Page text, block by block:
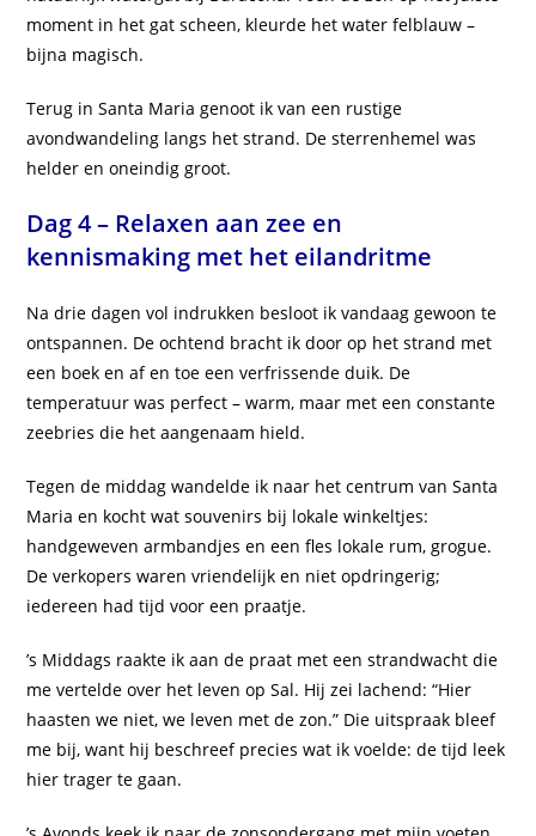
moment in het gat scheen, kleurde het water felblauw –
bijna magisch.
Terug in Santa Maria genoot ik van een rustige
avondwandeling langs het strand. De sterrenhemel was
helder en oneindig groot.
Dag 4 – Relaxen aan zee en
kennismaking met het eilandritme
Na drie dagen vol indrukken besloot ik vandaag gewoon te
ontspannen. De ochtend bracht ik door op het strand met
een boek en af en toe een verfrissende duik. De
temperatuur was perfect – warm, maar met een constante
zeebries die het aangenaam hield.
Tegen de middag wandelde ik naar het centrum van Santa
Maria en kocht wat souvenirs bij lokale winkeltjes:
handgeweven armbandjes en een fles lokale rum, grogue.
De verkopers waren vriendelijk en niet opdringerig;
iedereen had tijd voor een praatje.
’s Middags raakte ik aan de praat met een strandwacht die
me vertelde over het leven op Sal. Hij zei lachend: “Hier
haasten we niet, we leven met de zon.” Die uitspraak bleef
me bij, want hij beschreef precies wat ik voelde: de tijd leek
hier trager te gaan.